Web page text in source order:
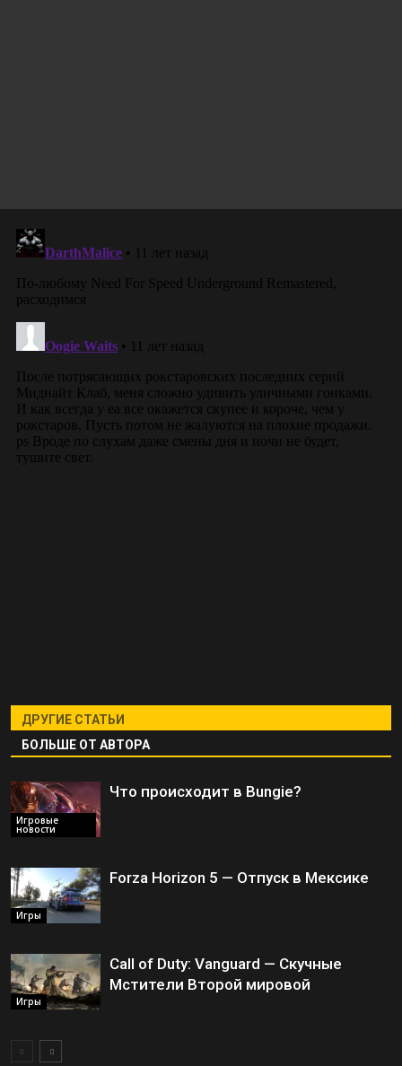
ДРУГИЕ СТАТЬИ
БОЛЬШЕ ОТ АВТОРА
Игровые
новости
Что происходит в Bungie?
Игры
Forza Horizon 5 — Отпуск в Мексике
Игры
Call of Duty: Vanguard — Скучные
Мстители Второй мировой